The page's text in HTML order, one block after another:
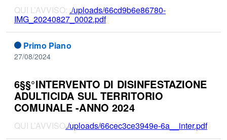
QUI L’AVVISO: ./uploads/66cd9b6e86780-
IMG_20240827_0002.pdf
Primo Piano
27/08/2024
6§§°INTERVENTO DI DISINFESTAZIONE
ADULTICIDA SUL TERRITORIO
COMUNALE -ANNO 2024
QUI L’AVVISO./uploads/66cec3ce3949e-6a__inter.pdf